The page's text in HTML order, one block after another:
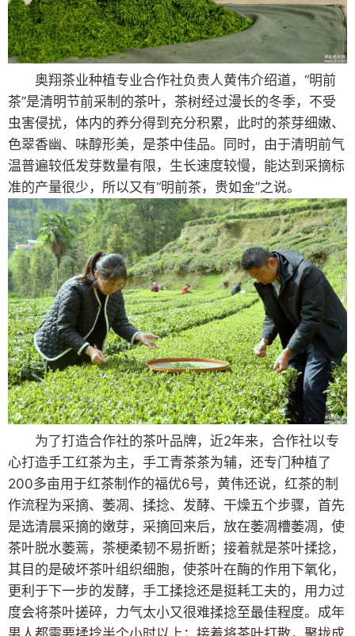
奥翔茶业种植专业合作社负责人黄伟介绍道，“明前
茶”是清明节前采制的茶叶，茶树经过漫长的冬季，不受
虫害侵扰，体内的养分得到充分积累，此时的茶芽细嫩、
色翠香幽、味醇形美，是茶中佳品。同时，由于清明前气
温普遍较低发芽数量有限，生长速度较慢，能达到采摘标
准的产量很少，所以又有“明前茶，贵如金”之说。
为了打造合作社的茶叶品牌，近2年来，合作社以专
心打造手工红茶为主，手工青茶茶为辅，还专门种植了
200多亩用于红茶制作的福优6号，黄伟还说，红茶的制
作流程为采摘、萎凋、揉捻、发酵、干燥五个步骤，首先
是选清晨采摘的嫩芽，采摘回来后，放在萎凋槽萎凋，使
茶叶脱水萎蔫，茶梗柔韧不易折断；接着就是茶叶揉捻，
其目的是破坏茶叶组织细胞，使茶叶在酶的作用下氧化，
更利于下一步的发酵，手工揉捻还是挺耗工夫的，用力过
度会将茶叶搓碎，力气太小又很难揉捻至最佳程度。成年